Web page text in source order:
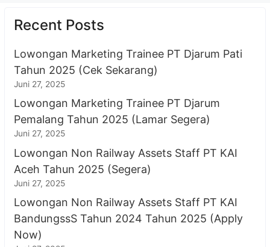
Recent Posts
Lowongan Marketing Trainee PT Djarum Pati
Tahun 2025 (Cek Sekarang)
Juni 27, 2025
Lowongan Marketing Trainee PT Djarum
Pemalang Tahun 2025 (Lamar Segera)
Juni 27, 2025
Lowongan Non Railway Assets Staff PT KAI
Aceh Tahun 2025 (Segera)
Juni 27, 2025
Lowongan Non Railway Assets Staff PT KAI
BandungssS Tahun 2024 Tahun 2025 (Apply
Now)